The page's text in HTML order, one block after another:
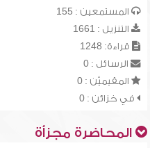
المستمعين : 155
التنزيل : 1661
قراءة: 1248
الرسائل : 0
المقيميّن : 0
في خزائن : 0
المحاضرة مجزأة